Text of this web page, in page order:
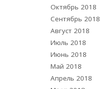
Октябрь 2018
Сентябрь 2018
Август 2018
Июль 2018
Июнь 2018
Май 2018
Апрель 2018